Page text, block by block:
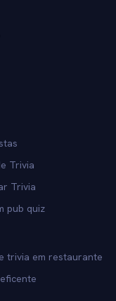
Trivia
Trivia
pub quiz
trivia em restaurante